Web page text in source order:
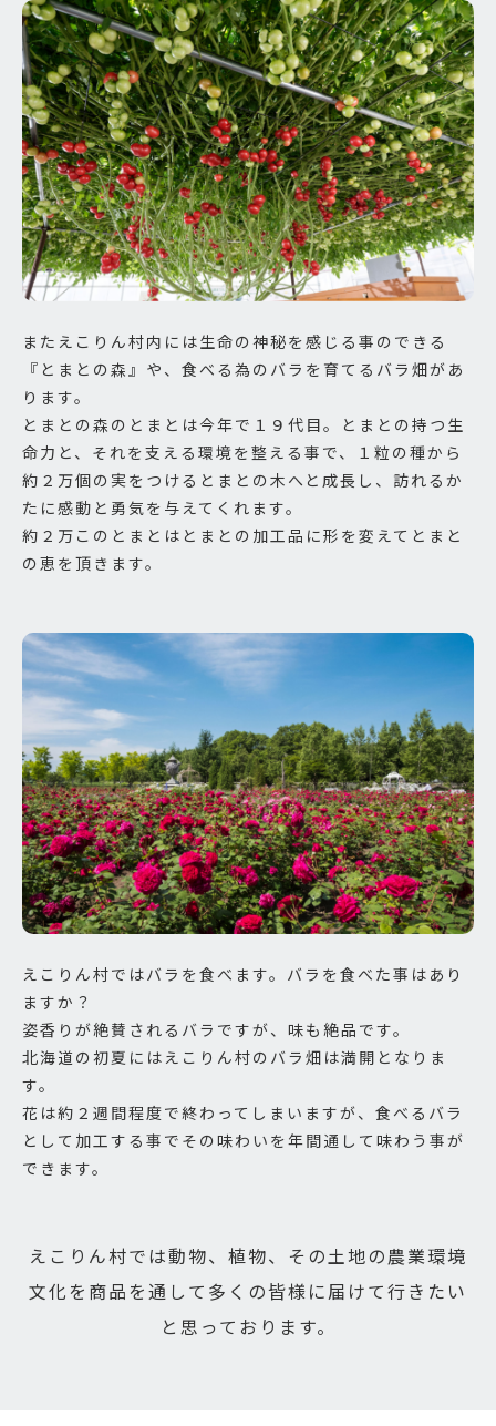
またえこりん村内には生命の神秘を感じる事のできる
『とまとの森』や、食べる為のバラを育てるバラ畑があ
ります。
とまとの森のとまとは今年で１９代目。とまとの持つ生
命力と、それを支える環境を整える事で、１粒の種から
約２万個の実をつけるとまとの木へと成長し、訪れるか
たに感動と勇気を与えてくれます。
約２万このとまとはとまとの加工品に形を変えてとまと
の恵を頂きます。
えこりん村ではバラを食べます。バラを食べた事はあり
ますか？
姿香りが絶賛されるバラですが、味も絶品です。
北海道の初夏にはえこりん村のバラ畑は満開となりま
す。
花は約２週間程度で終わってしまいますが、食べるバラ
として加工する事でその味わいを年間通して味わう事が
できます。
えこりん村では動物、植物、その土地の農業環境
文化を 商品を通して多くの皆様に届けて行きたい
と思っております。